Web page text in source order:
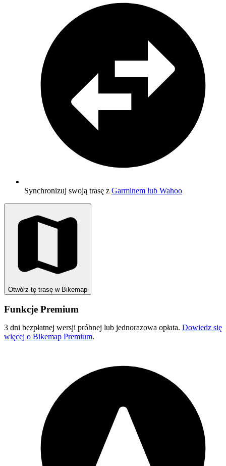
Synchronizuj swoją trasę z Garminem lub Wahoo
Otwórz tę trasę w Bikemap
Funkcje Premium
3 dni bezpłatnej wersji próbnej lub jednorazowa opłata. Dowiedz się
więcej o Bikemap Premium.